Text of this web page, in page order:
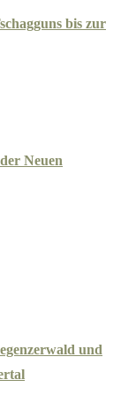
bis zur
Neuen
und